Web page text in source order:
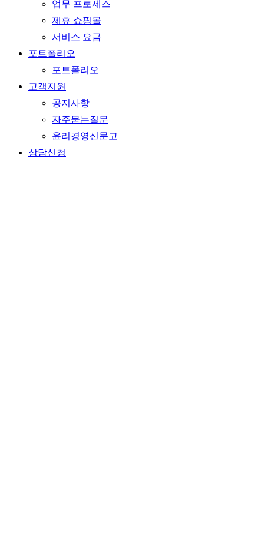
업무 프로세스
제휴 쇼핑몰
서비스 요금
포트폴리오
포트폴리오
고객지원
공지사항
자주묻는질문
윤리경영신문고
상담신청